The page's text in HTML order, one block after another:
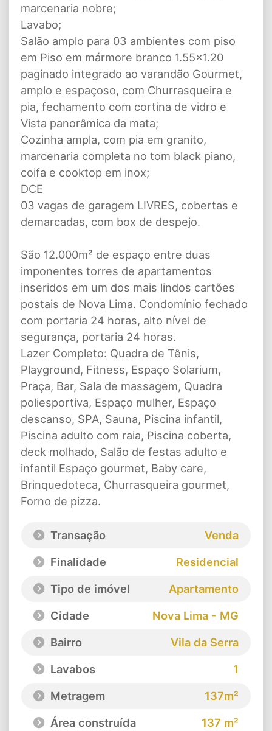
marcenaria nobre;
Lavabo;
Salão amplo para 03 ambientes com piso
em Piso em mármore branco 1.55x1.20
paginado integrado ao varandão Gourmet,
amplo e espaçoso, com Churrasqueira e
pia, fechamento com cortina de vidro e
Vista panorâmica da mata;
Cozinha ampla, com pia em granito,
marcenaria completa no tom black piano,
coifa e cooktop em inox;
DCE
03 vagas de garagem LIVRES, cobertas e
demarcadas, com box de despejo.
São 12.000m² de espaço entre duas
imponentes torres de apartamentos
inseridos em um dos mais lindos cartões
postais de Nova Lima. Condomínio fechado
com portaria 24 horas, alto nível de
segurança, portaria 24 horas.
Lazer Completo: Quadra de Tênis,
Playground, Fitness, Espaço Solarium,
Praça, Bar, Sala de massagem, Quadra
poliesportiva, Espaço mulher, Espaço
descanso, SPA, Sauna, Piscina infantil,
Piscina adulto com raia, Piscina coberta,
deck molhado, Salão de festas adulto e
infantil Espaço gourmet, Baby care,
Brinquedoteca, Churrasqueira gourmet,
Forno de pizza.
Transação
Venda
Finalidade
Residencial
Tipo de imóvel
Apartamento
Cidade
Nova Lima - MG
Bairro
Vila da Serra
Lavabos
1
Metragem
137m²
Área construída
137 m²